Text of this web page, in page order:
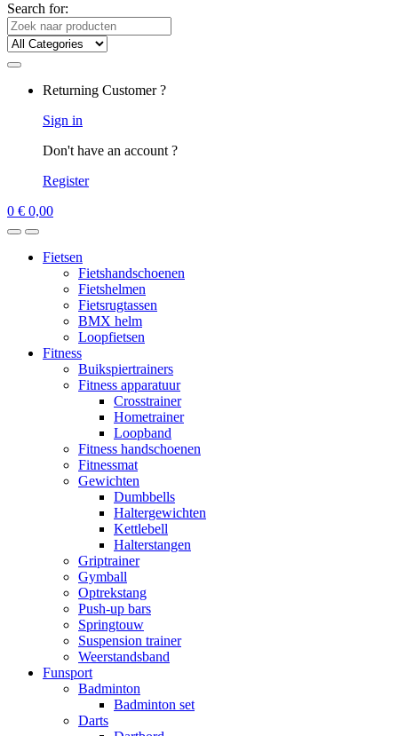
Search for:
Returning Customer ?
Sign in
Don't have an account ?
Register
0 € 0,00
Fietsen
Fietshandschoenen
Fietshelmen
Fietsrugtassen
BMX helm
Loopfietsen
Fitness
Buikspiertrainers
Fitness apparatuur
Crosstrainer
Hometrainer
Loopband
Fitness handschoenen
Fitnessmat
Gewichten
Dumbbells
Haltergewichten
Kettlebell
Halterstangen
Griptrainer
Gymball
Optrekstang
Push-up bars
Springtouw
Suspension trainer
Weerstandsband
Funsport
Badminton
Badminton set
Darts